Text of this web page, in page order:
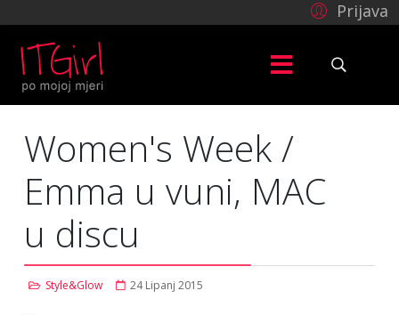
Prijava
Women's Week /
Emma u vuni, MAC
u discu
Style&Glow 24 Lipanj 2015